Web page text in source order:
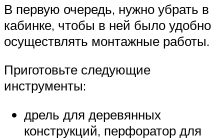
В первую очередь, нужно убрать в
кабинке, чтобы в ней было удобно
осуществлять монтажные работы.
Приготовьте следующие
инструменты:
дрель для деревянных
конструкций, перфоратор для